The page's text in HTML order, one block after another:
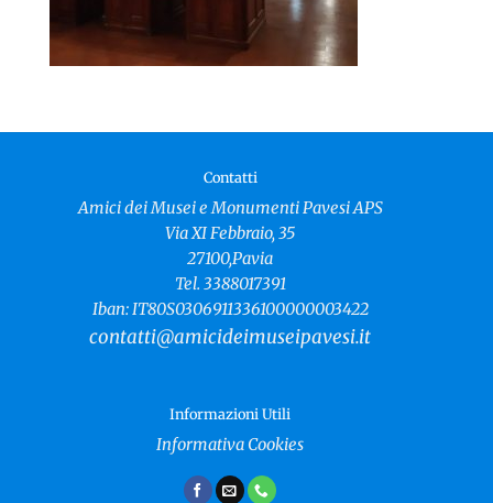
Contatti
Amici dei Musei e Monumenti Pavesi APS
Via XI Febbraio, 35
27100,Pavia
Tel. 3388017391
Iban: IT80S0306911336100000003422
contatti@amicideimuseipavesi.it
Informazioni Utili
Informativa Cookies